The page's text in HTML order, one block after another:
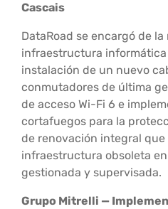
Cascais
DataRoad se encargó de
infraestructura informática
instalación de un nuevo
conmutadores de última
de acceso Wi-Fi 6 e
cortafuegos para la
de renovación integral
infraestructura obsoleta
gestionada y supervisada.
Grupo Mitrelli —